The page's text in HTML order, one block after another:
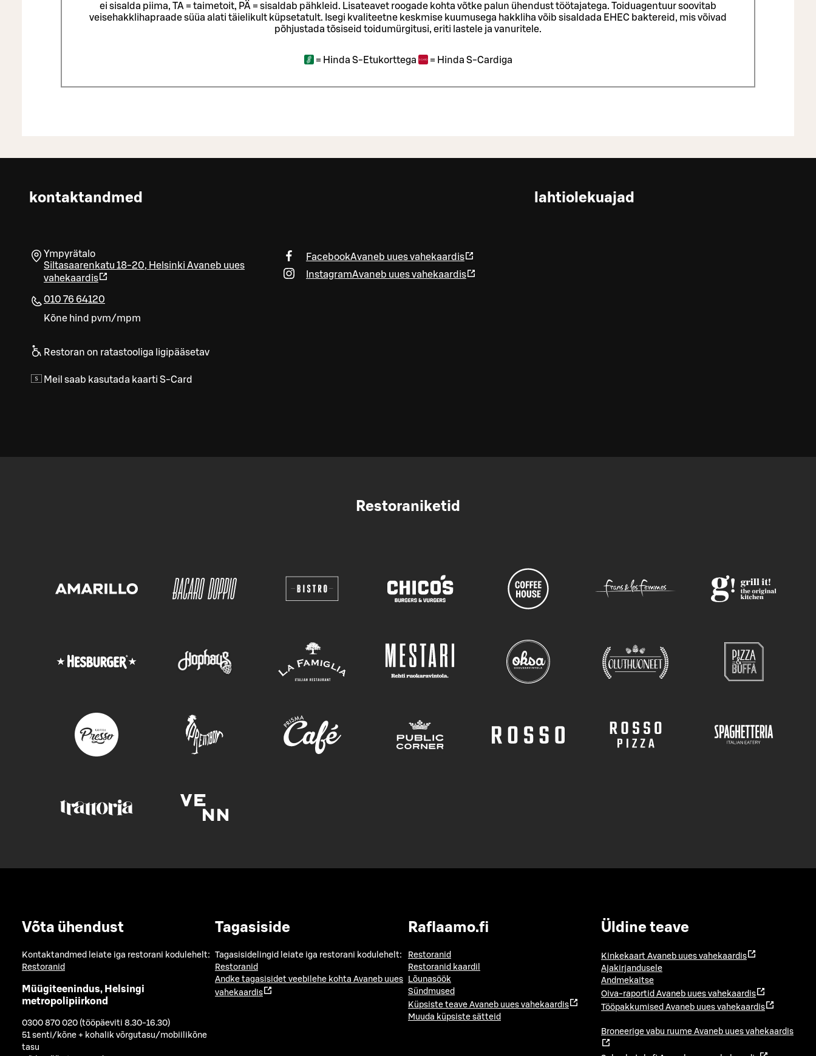
ei sisalda piima, TA = taimetoit, PÄ = sisaldab pähkleid. Lisateavet roogade kohta võtke palun ühendust töötajatega. Toiduagentuur soovitab
veisehakklihapraade süüa alati täielikult küpsetatult. Isegi kvaliteetne keskmise kuumusega hakkliha võib sisaldada EHEC baktereid, mis võivad
põhjustada tõsiseid toidumürgitusi, eriti lastele ja vanuritele.
= Hinda S-Etukorttega = Hinda S-Cardiga
kontaktandmed
Ympyrätalo
Siltasaarenkatu 18-20, Helsinki Avaneb uues
vahekaardis
010 76 64120
Kõne hind pvm/mpm
Restoran on ratastooliga ligipääsetav
Meil saab kasutada kaarti S-Card
FacebookAvaneb uues vahekaardis
InstagramAvaneb uues vahekaardis
lahtiolekuajad
Restoraniketid
Võta ühendust
Kontaktandmed leiate iga restorani kodulehelt:
Restoranid
Müügiteenindus, Helsingi
metropolipiirkond
0300 870 020 (tööpäeviti 8.30-16.30)
51 senti/kõne + kohalik võrgutasu/mobiilikõne
tasu
Tagasiside
Tagasisidelingid leiate iga restorani kodulehelt:
Restoranid
Andke tagasisidet veebilehe kohta Avaneb uues
vahekaardis
Raflaamo.fi
Restoranid
Restoranid kaardil
Lõunasöök
Sündmused
Küpsiste teave Avaneb uues vahekaardis
Muuda küpsiste sätteid
Üldine teave
Kinkekaart Avaneb uues vahekaardis
Ajakirjandusele
Andmekaitse
Oiva-raportid Avaneb uues vahekaardis
Tööpakkumised Avaneb uues vahekaardis
Broneerige vabu ruume Avaneb uues vahekaardis